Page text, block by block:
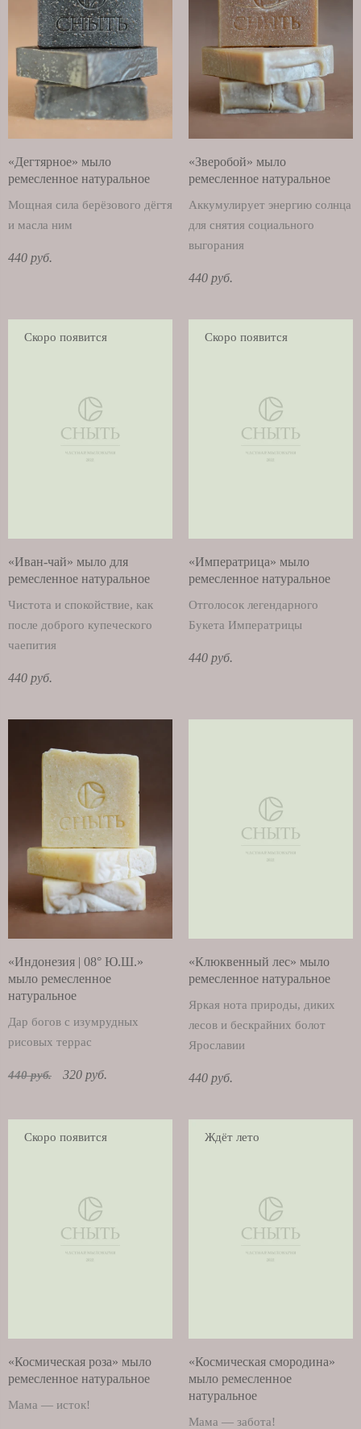
«Дегтярное» мыло
ремесленное натуральное
Мощная сила берёзового дёгтя
и масла ним
440 руб.
«Зверобой» мыло
ремесленное натуральное
Аккумулирует энергию солнца
для снятия социального
выгорания
440 руб.
Скоро появится
«Иван-чай» мыло для
ремесленное натуральное
Чистота и спокойствие, как
после доброго купеческого
чаепития
440 руб.
Скоро появится
«Императрица» мыло
ремесленное натуральное
Отголосок легендарного
Букета Императрицы
440 руб.
«Индонезия | 08° Ю.Ш.»
мыло ремесленное
натуральное
Дар богов с изумрудных
рисовых террас
440 руб. 320 руб.
«Клюквенный лес» мыло
ремесленное натуральное
Яркая нота природы, диких
лесов и бескрайних болот
Ярославии
440 руб.
Скоро появится
«Космическая роза» мыло
ремесленное натуральное
Мама — исток!
Ждёт лето
«Космическая смородина»
мыло ремесленное
натуральное
Мама — забота!